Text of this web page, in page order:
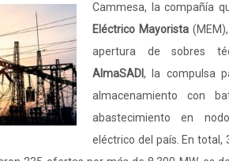
Cammesa, la compañía
Eléctrico Mayorista
apertura de sobres
AlmaSADI, la compulsa
almacenamiento con
abastecimiento en
eléctrico del país. En total,